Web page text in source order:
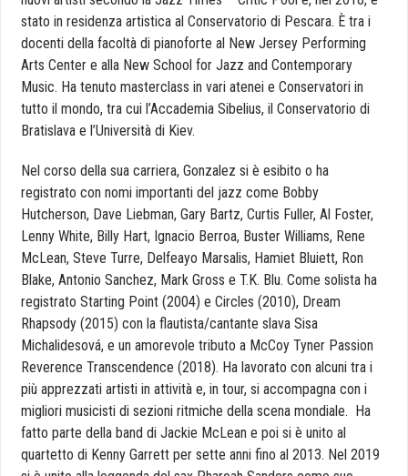
stato in residenza artistica al Conservatorio di Pescara. È tra i
docenti della facoltà di pianoforte al New Jersey Performing
Arts Center e alla New School for Jazz and Contemporary
Music. Ha tenuto masterclass in vari atenei e Conservatori in
tutto il mondo, tra cui l’Accademia Sibelius, il Conservatorio di
Bratislava e l’Università di Kiev.
Nel corso della sua carriera, Gonzalez si è esibito o ha
registrato con nomi importanti del jazz come Bobby
Hutcherson, Dave Liebman, Gary Bartz, Curtis Fuller, Al Foster,
Lenny White, Billy Hart, Ignacio Berroa, Buster Williams, Rene
McLean, Steve Turre, Delfeayo Marsalis, Hamiet Bluiett, Ron
Blake, Antonio Sanchez, Mark Gross e T.K. Blu. Come solista ha
registrato Starting Point (2004) e Circles (2010), Dream
Rhapsody (2015) con la flautista/cantante slava Sisa
Michalidesová, e un amorevole tributo a McCoy Tyner Passion
Reverence Transcendence (2018). Ha lavorato con alcuni tra i
più apprezzati artisti in attività e, in tour, si accompagna con i
migliori musicisti di sezioni ritmiche della scena mondiale. Ha
fatto parte della band di Jackie McLean e poi si è unito al
quartetto di Kenny Garrett per sette anni fino al 2013. Nel 2019